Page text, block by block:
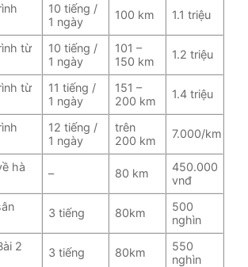
10 tiếng /
1 ngày
100 km 1.1 triệu
từ
10 tiếng /
1 ngày
101 –
150 km
1.2 triệu
từ
11 tiếng /
1 ngày
151 –
200 km
1.4 triệu
12 tiếng /
1 ngày
trên
200 km
7.000/km
hà
– 80 km
450.000
vnđ
3 tiếng 80km
500
nghìn
2
3 tiếng 80km
550
nghìn